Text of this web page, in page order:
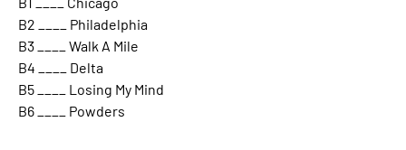
B2 ____ Philadelphia
B3 ____ Walk A Mile
B4 ____ Delta
B5 ____ Losing My Mind
B6 ____ Powders